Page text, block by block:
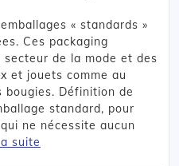
« standards »
Ces packaging
de la mode et des
et jouets comme au
bougies. Définition de
standard, pour
ne nécessite aucun
suite